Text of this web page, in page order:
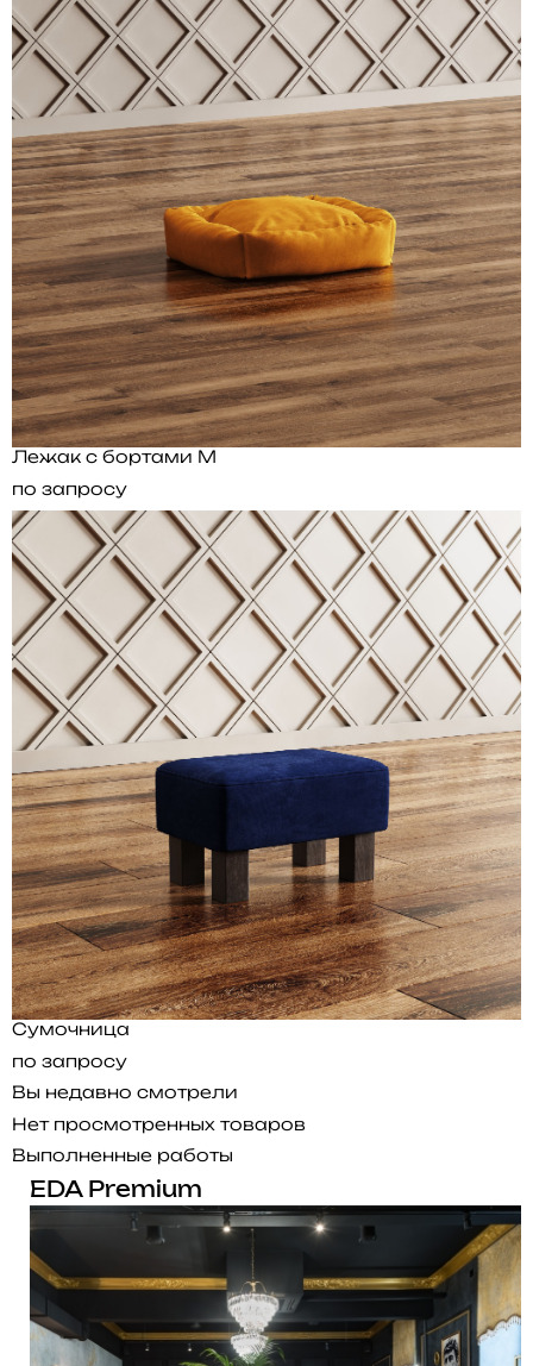
Лежак с бортами M
по запросу
Сумочница
по запросу
Вы недавно смотрели
Нет просмотренных товаров
Выполненные работы
EDA Premium